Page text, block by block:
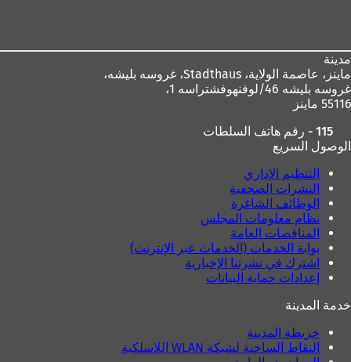
مدينة
ماينز، عاصمة الولاية،
غروسه بليشه 46/لوفنهوفشتراسه 1،
55116 ماينز
115 - رقم هاتف السلطات
الوصول السريع
التنظيم الإداري
النشرات الصحفية
الوظائف الشاغرة
نظام معلومات المجلس
المناقصات العامة
بوابة الخدمات (الخدمات عبر الإنترنت)
اشترك في نشرتنا الإخبارية
إعدادات حماية البيانات
خدمة المدينة
خريطة المدينة
النقاط الساخنة لشبكة WLAN اللاسلكية